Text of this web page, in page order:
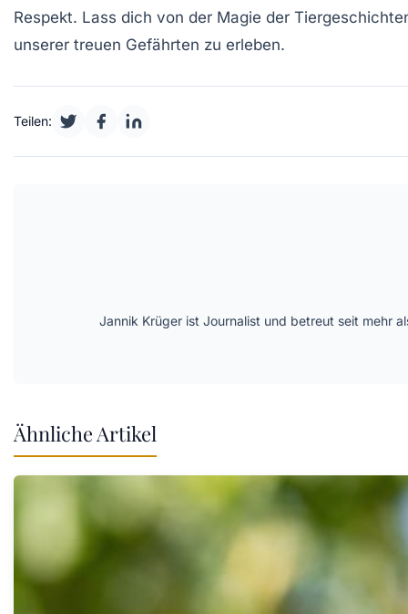
Respekt. Lass dich von der Magie der
unserer treuen Gefährten zu erleben.
Teilen:
Jannik Krüger ist Journalist und betreut seit mehr
Ähnliche Artikel